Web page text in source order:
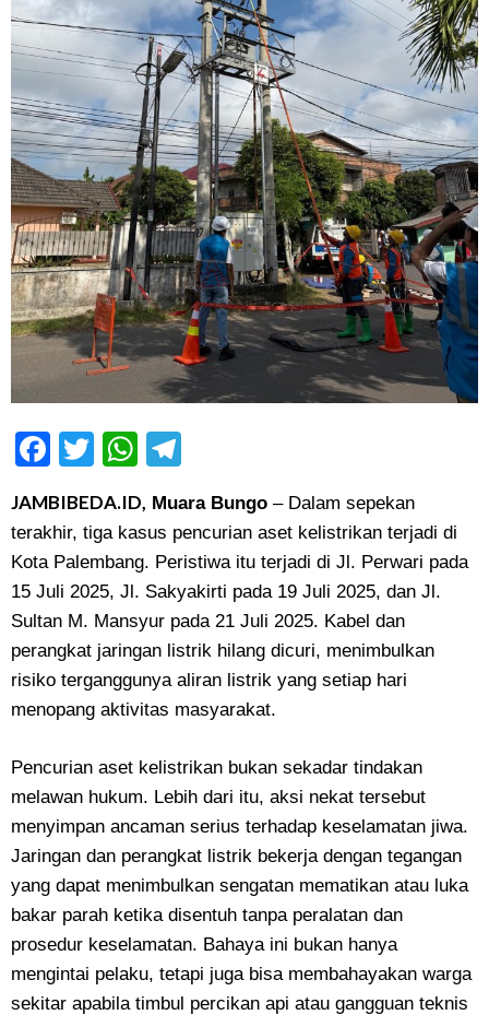
Facebook
TwitterWhatsApp
JAMBIBEDA.ID, Muara Bungo – Dalam sepekan
terakhir, tiga kasus pencurian aset kelistrikan terjadi di
Kota Palembang. Peristiwa itu terjadi di Jl. Perwari pada
15 Juli 2025, Jl. Sakyakirti pada 19 Juli 2025, dan Jl.
Sultan M. Mansyur pada 21 Juli 2025. Kabel dan
perangkat jaringan listrik hilang dicuri, menimbulkan
risiko terganggunya aliran listrik yang setiap hari
menopang aktivitas masyarakat.
Pencurian aset kelistrikan bukan sekadar tindakan
melawan hukum. Lebih dari itu, aksi nekat tersebut
menyimpan ancaman serius terhadap keselamatan jiwa.
Jaringan dan perangkat listrik bekerja dengan tegangan
yang dapat menimbulkan sengatan mematikan atau luka
bakar parah ketika disentuh tanpa peralatan dan
prosedur keselamatan. Bahaya ini bukan hanya
mengintai pelaku, tetapi juga bisa membahayakan warga
sekitar apabila timbul percikan api atau gangguan teknis